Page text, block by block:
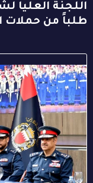
طلباً من حملات